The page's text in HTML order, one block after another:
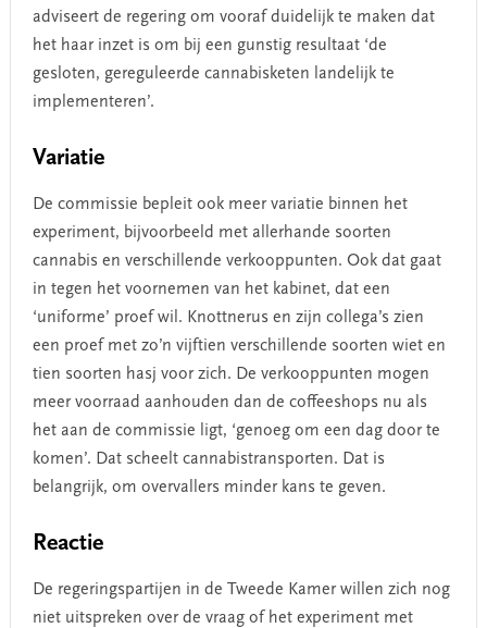
adviseert de regering om vooraf duidelijk te maken dat
het haar inzet is om bij een gunstig resultaat ‘de
gesloten, gereguleerde cannabisketen landelijk te
implementeren’.
Variatie
De commissie bepleit ook meer variatie binnen het
experiment, bijvoorbeeld met allerhande soorten
cannabis en verschillende verkooppunten. Ook dat gaat
in tegen het voornemen van het kabinet, dat een
‘uniforme’ proef wil. Knottnerus en zijn collega’s zien
een proef met zo’n vijftien verschillende soorten wiet en
tien soorten hasj voor zich. De verkooppunten mogen
meer voorraad aanhouden dan de coffeeshops nu als
het aan de commissie ligt, ‘genoeg om een dag door te
komen’. Dat scheelt cannabistransporten. Dat is
belangrijk, om overvallers minder kans te geven.
Reactie
De regeringspartijen in de Tweede Kamer willen zich nog
niet uitspreken over de vraag of het experiment met